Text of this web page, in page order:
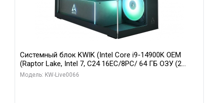
Системный блок KWIK (Intel Core i9-14900K OEM
(Raptor Lake, Intel 7, C24 16EC/8PC/ 64 ГБ ОЗУ (2
модуля)/ Gigabyte RTX5080 XTREME WATERFORCE
Модель: KW-Live0066